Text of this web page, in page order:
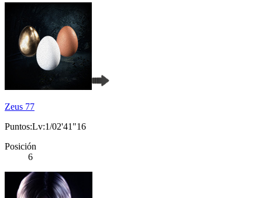
Zeus 77
Puntos:Lv:1/02'41"16
Posición
6